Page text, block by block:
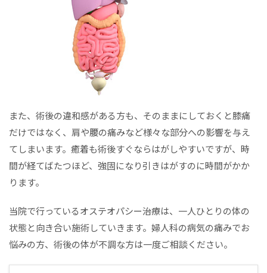
また、術後の違和感がある方も、そのままにしておくと膝痛
だけではなく、肩や腰の痛みなど様々な部分への影響を与え
てしまいます。癒着も術後すぐならはがしやすいですが、時
間が経てばたつほど、強固になり引きはがすのに時間がかか
ります。
当院で行っているオステオパシー治療は、一人ひとりの体の
状態と向き合い施術していきます。婦人科の病気の痛みでお
悩みの方、術後の体が不調な方は一度ご相談ください。